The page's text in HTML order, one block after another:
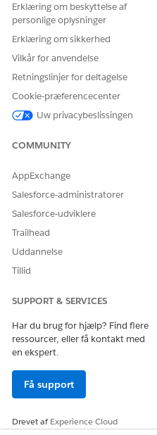
Erklæring om beskyttelse af
personlige oplysninger
Erklæring om sikkerhed
Vilkår for anvendelse
Retningslinjer for deltagelse
Cookie-præferencecenter
Uw privacybeslissingen
COMMUNITY
AppExchange
Salesforce-administratorer
Salesforce-udviklere
Trailhead
Uddannelse
Tillid
SUPPORT & SERVICES
Har du brug for hjælp? Find flere
ressourcer, eller få kontakt med
en ekspert.
Få support
Drevet afExperience Cloud